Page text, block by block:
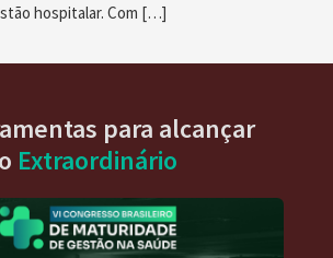
hospitalar. Com […]
para alcançar
o Extraordinário